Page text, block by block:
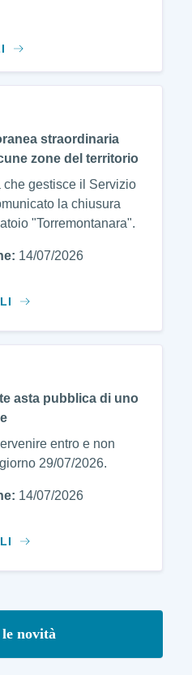
straordinaria
zone del territorio
che gestisce il Servizio
la chiusura
"Torremontanara".
14/07/2026
asta pubblica di uno
entro e non
29/07/2026.
14/07/2026
novità